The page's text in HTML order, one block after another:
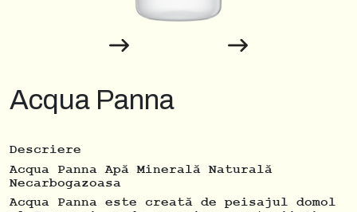
Acqua Panna
Descriere
Acqua Panna Apă Minerală Naturală
Necarbogazoasa
Acqua Panna este creată de peisajul domol